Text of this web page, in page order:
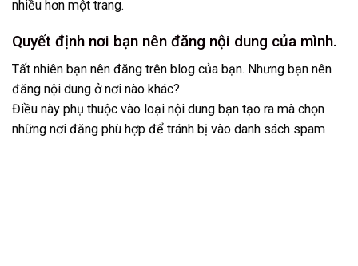
nhiều hơn một trang.
Quyết định nơi bạn nên đăng nội dung của mình.
Tất nhiên bạn nên đăng trên blog của bạn. Nhưng bạn nên
đăng nội dung ở nơi nào khác?
Điều này phụ thuộc vào loại nội dung bạn tạo ra mà chọn
những nơi đăng phù hợp để tránh bị vào danh sách spam